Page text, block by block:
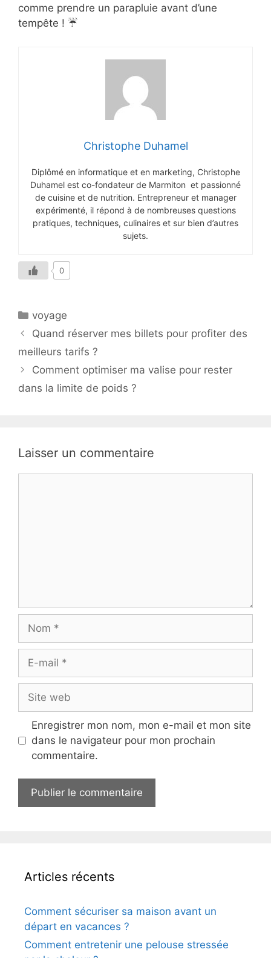
comme prendre un parapluie avant d’une
tempête ! ☔
Christophe Duhamel
Diplômé en informatique et en marketing, Christophe
Duhamel est co-fondateur de Marmiton et passionné
de cuisine et de nutrition. Entrepreneur et manager
expérimenté, il répond à de nombreuses questions
pratiques, techniques, culinaires et sur bien d’autres
sujets.
0
Catégories
voyage
Quand réserver mes billets pour profiter des
meilleurs tarifs ?
Comment optimiser ma valise pour rester
dans la limite de poids ?
Laisser un commentaire
mail
web
Enregistrer mon nom, mon e-mail et mon site
dans le navigateur pour mon prochain
commentaire.
Articles récents
Comment sécuriser sa maison avant un
départ en vacances ?
Comment entretenir une pelouse stressée